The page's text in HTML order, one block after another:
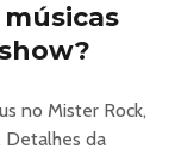
no Mister Rock,
Detalhes da